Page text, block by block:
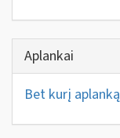
Aplankai
Bet kurį aplanką